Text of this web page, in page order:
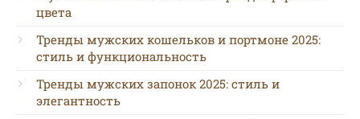
цвета
Тренды мужских кошельков и портмоне 2025:
стиль и функциональность
Тренды мужских запонок 2025: стиль и
элегантность